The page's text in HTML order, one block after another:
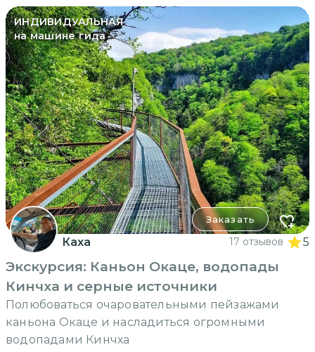
ИНДИВИДУАЛЬНАЯ
на машине гида
Заказать
Каха 17 отзывов 5
Экскурсия: Каньон Окаце, водопады
Кинчха и серные источники
Полюбоваться очаровательными пейзажами
каньона Окаце и насладиться огромными
водопадами Кинчха